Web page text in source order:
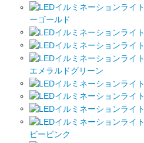
ーゴールド
エメラルドグリーン
ビーピンク